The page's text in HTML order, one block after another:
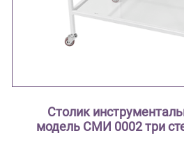
Столик
модель СМИ 0002 три